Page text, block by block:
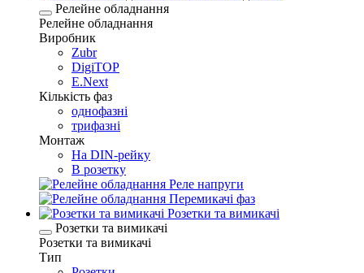
Релейне обладнання
Релейне обладнання
Виробник
Zubr
DigiTOP
E.Next
Кількість фаз
однофазні
трифазні
Монтаж
На DIN-рейку
В розетку
Реле напруги
Перемикачі фаз
Розетки та вимикачі
Розетки та вимикачі
Розетки та вимикачі
Тип